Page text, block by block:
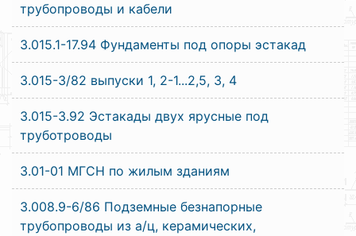
трубопроводы и кабели
3.015.1-17.94 Фундаменты под опоры эстакад
3.015-3/82 выпуски 1, 2-1...2,5, 3, 4
3.015-3.92 Эстакады двух ярусные под
труботроводы
3.01-01 МГСН по жилым зданиям
3.008.9-6/86 Подземные безнапорные
трубопроводы из а/ц, керамических,